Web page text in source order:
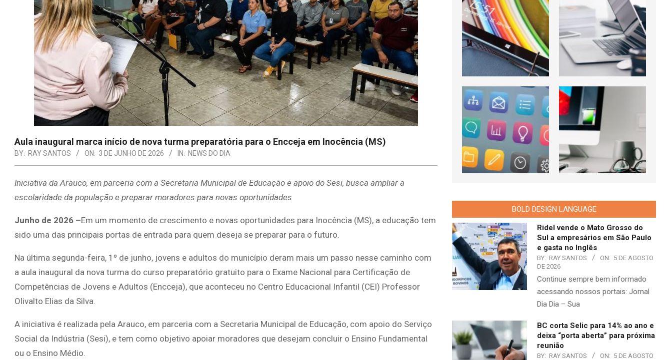
Aula inaugural marca início de nova turma preparatória para o Encceja em Inocência (MS)
BY: RAY SANTOS ON: 3 DE JUNHO DE 2026 IN: NEWS DO DIA
Iniciativa da Arauco, em parceria com a Secretaria Municipal de Educação e apoio do Sesi, busca ampliar a
escolaridade da população e preparar moradores para novas oportunidades
Junho de 2026 –Em um momento de crescimento e novas oportunidades para Inocência (MS), a educação tem
sido uma das principais portas de entrada para quem deseja se preparar para o futuro.
Na última segunda-feira, 1º de junho, jovens e adultos do município deram mais um passo nesse caminho com
a aula inaugural da nova turma do curso preparatório gratuito para o Exame Nacional para Certificação de
Competências de Jovens e Adultos (Encceja), que aconteceu no Centro Educacional Infantil (CEI) Professor
Olivalto Elias da Silva.
A iniciativa é realizada pela Arauco, em parceria com a Secretaria Municipal de Educação, com apoio do Serviço
Social da Indústria (Sesi), e tem como objetivo apoiar moradores que desejam concluir o Ensino Fundamental
ou o Ensino Médio.
BOLD DESIGN LANGUAGE
Ridel vende o Mato Grosso do
Sul a empresários em São Paulo
e gasta no Inglês
BY: RAY SANTOS ON: 5 DE AGOSTO
DE 2026
Continue sempre bem informado
acessando nossos portais: Jornal
Dia Dia – Sua
BC corta Selic para 14% ao ano e
deixa “porta aberta” para próxima
reunião
BY: RAY SANTOS ON: 5 DE AGOSTO